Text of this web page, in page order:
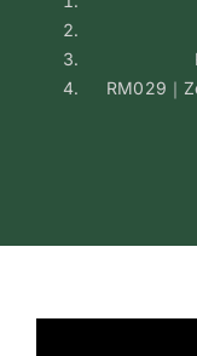
RM029｜